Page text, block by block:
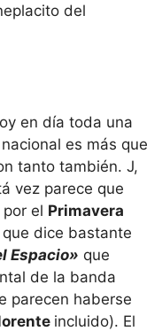
del
en día toda una
es más que
tanto también. J,
vez parece que
por el Primavera
dice bastante
Espacio» que
de la banda
parecen haberse
incluido). El